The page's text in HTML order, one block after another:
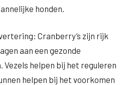
honden.
Cranberry’s zijn rijk
aan een gezonde
helpen bij het reguleren
helpen bij het voorkomen